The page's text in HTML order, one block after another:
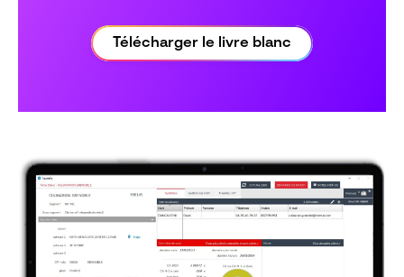
Télécharger le livre blanc